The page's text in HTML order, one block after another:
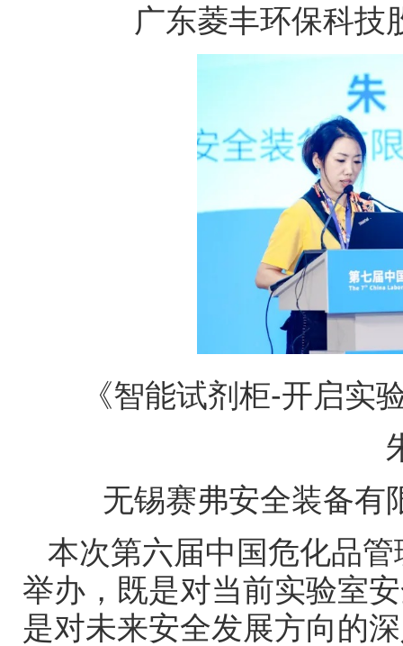
广东菱丰环保科技
《智能试剂柜-开启实
无锡赛弗安全装备有
本次第六届中国危化品
举办，既是对当前实验室
是对未来安全发展方向的